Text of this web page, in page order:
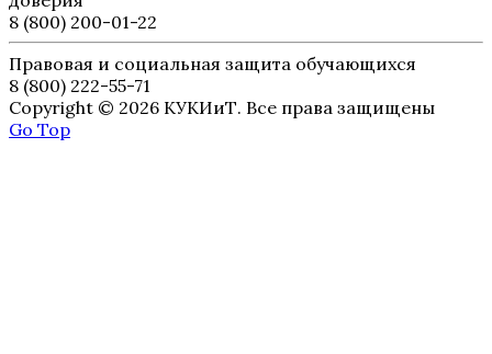
8 (800) 200-01-22
Правовая и социальная защита обучающихся
8 (800) 222-55-71
Copyright © 2026 КУКИиТ. Все права защищены
Go Top